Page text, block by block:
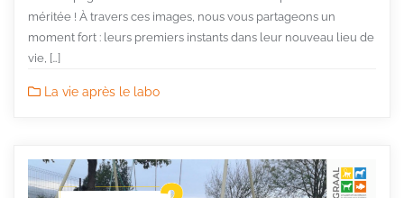
méritée ! À travers ces images, nous vous partageons un
moment fort : leurs premiers instants dans leur nouveau lieu de
vie, […]
La vie après le labo